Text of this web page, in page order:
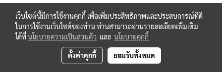
เว็บไซต์นี้มีการใช้งานคุกกี้ เพื่อเพิ่มประสิทธิภาพและประสบการณ์ที่ดี
ในการใช้งานเว็บไซต์ของท่าน ท่านสามารถอ่านรายละเอียดเพิ่มเติม
ได้ที่นโยบายความเป็นส่วนตัว และ นโยบายคุกกี้
ตั้งค่าคุกกี้ ยอมรับทั้งหมด